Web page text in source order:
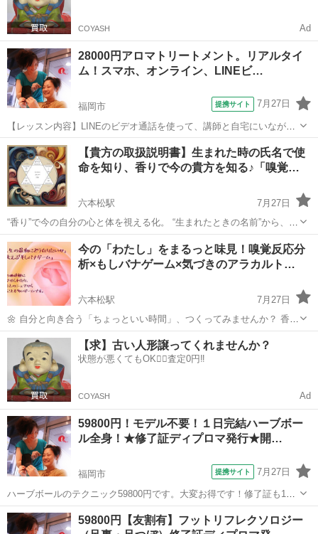
COYASH Ad
28000円アロマトリートメント。リアルタイ
ム！スマホ、オンライン、LINEビ…
福岡市 提携サイト 7月27日
【レッスン内容】LINEのビデオ通話を使って、講師と自宅にいながら
リアルタイムでマンツーマンレッスンです。アロマオイルを使用し
て、うつ伏せ（背中〜足）あお向け（首、肩、デコルテ、足）までを
トリートメント致します。学科＆技術も...
福岡 福岡市 アロマ
【貴方の取扱説明書】生まれた時の氏名で使
命を知り、香りで今の貴方を知る♪「嗅覚…
六本松駅
7月27日
“香り”で今の自分の心と体を視える化。 “生まれたときの名前”から、今
世のあなたの役割を読み解く。 この２つのメソッドで、 自分の「トリ
セツ（取扱説明書）」を作ってみませんか？ 【Part 1：嗅覚反...
福岡 福岡市 六本松駅 アロマ
今の「わたし」をまるっと味見！嗅覚反応分
析×もしバナゲーム×気づきのアラカルト…
六本松駅
7月27日
🌼 自分と向き合う「ちょっといい時間」、つくってみませんか？ 香り
から自分の心と体のバランスを知る「嗅覚反応分析」、 人生の価値観
をカードで楽しく見つめる「もしバナゲーム」、 そしてちょっぴり深
掘りなアラカルト講座...
福岡 福岡市 六本松駅 アロマ 嗅覚
【求】古い人形譲ってくれませんか？
状態が悪くてもOK🙆‍♀️査定0円‼️
COYASH Ad
59800円！モデル不要！１日完結ハーブボー
ル全身！★修了証ディプロマ発行★開…
福岡市 提携サイト 7月27日
ハーブボールのテクニック59800円です。大変お得です！修了証も1枚
1700円で発行しています★是非、更なる技術UPにご利用下さい！復習
用のDVD、遠方の方向けの通信講座もご用意しています！こちらから
福岡 福岡市 アロマ
59800円【友割有】フットリフレクソロジー